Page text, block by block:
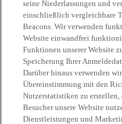
seine Niederlassungen und
einschließlich vergleichbare
Beacons. Wir verwenden
Website einwandfrei
Funktionen unserer Website
Speicherung Ihrer
Darüber hinaus verwenden
Übereinstimmung mit den
Nutzerstatistiken zu
Besucher unsere Website
Dienstleistungen und